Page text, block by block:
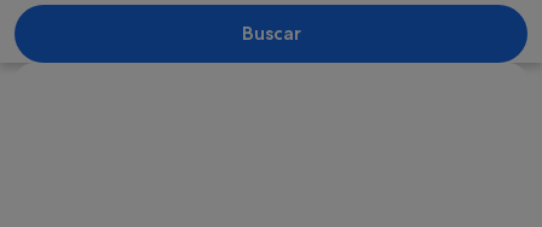
Un río serpentea por un valle con
Buscar